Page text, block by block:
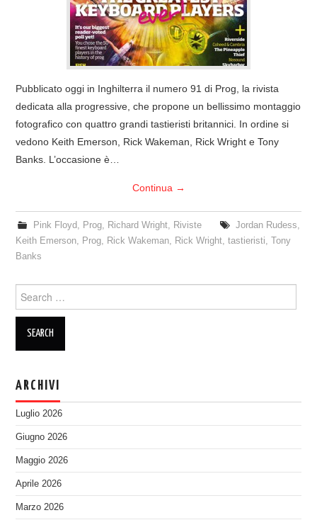
COVER & TRIBUTI
DISCOGRAFIA
LINKS
CONTATTI
PINKFLOYDIANE
Pubblicato oggi in Inghilterra il numero 91 di Prog, la rivista
dedicata alla progressive, che propone un bellissimo montaggio
fotografico con quattro grandi tastieristi britannici. In ordine si
vedono Keith Emerson, Rick Wakeman, Rick Wright e Tony
Banks. L’occasione è…
Continua →
Pink Floyd, Prog, Richard Wright, Riviste Jordan Rudess,
Keith Emerson, Prog, Rick Wakeman, Rick Wright,tastieristi,Tony
Banks
for:
ARCHIVI
Luglio 2026
Giugno 2026
Maggio 2026
Aprile 2026
Marzo 2026